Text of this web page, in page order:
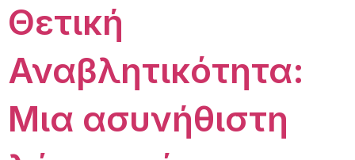
Θετική
Αναβλητικότητα:
Μια ασυνήθιστη